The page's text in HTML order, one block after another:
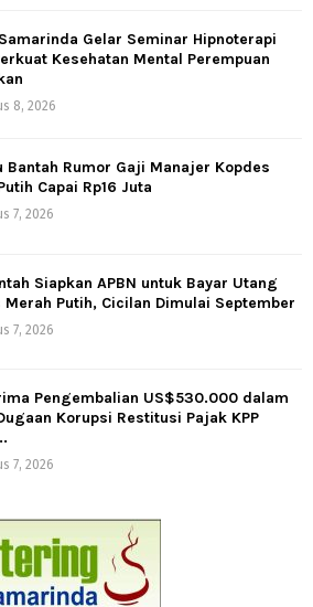
Gelar Seminar Hipnoterapi
Kesehatan Mental Perempuan
8, 2026
Bantah Rumor Gaji Manajer Kopdes
Capai Rp16 Juta
7, 2026
Siapkan APBN untuk Bayar Utang
Merah Putih, Cicilan Dimulai September
7, 2026
Pengembalian US$530.000 dalam
Korupsi Restitusi Pajak KPP
7, 2026